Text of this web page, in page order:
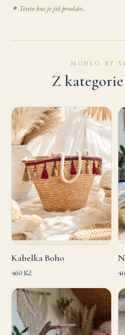
✦ Tento kus je již prodán.
MOHLO BY
Z
Kabelka Boho
460 Kč